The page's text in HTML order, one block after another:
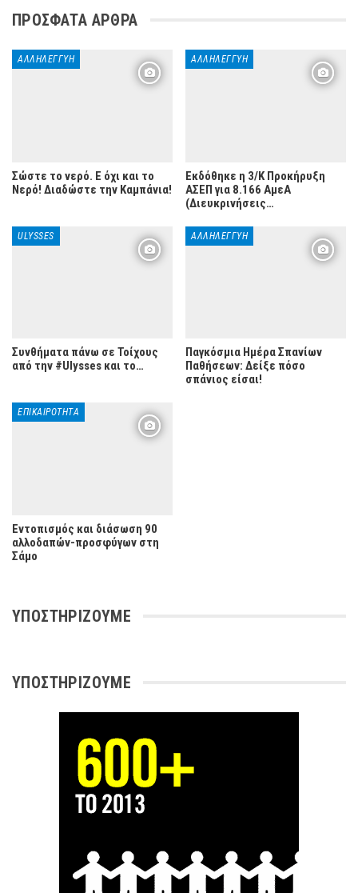
ΠΡΌΣΦΑΤΑ ΆΡΘΡΑ
ΑΛΛΗΛΕΓΓΎΗ
Σώστε το νερό. Ε όχι και το
Νερό! Διαδώστε την Καμπάνια!
ΑΛΛΗΛΕΓΓΎΗ
Εκδόθηκε η 3/Κ Προκήρυξη
ΑΣΕΠ για 8.166 ΑμεΑ
(Διευκρινήσεις…
ULYSSES
Συνθήματα πάνω σε Τοίχους
από την #Ulysses και το…
ΑΛΛΗΛΕΓΓΎΗ
Παγκόσμια Ημέρα Σπανίων
Παθήσεων: Δείξε πόσο
σπάνιος είσαι!
ΕΠΙΚΑΙΡΌΤΗΤΑ
Εντοπισμός και διάσωση 90
αλλοδαπών-προσφύγων στη
Σάμο
ΥΠΟΣΤΗΡΊΖΟΥΜΕ
ΥΠΟΣΤΗΡΊΖΟΥΜΕ